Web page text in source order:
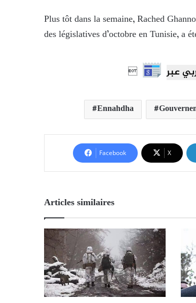
Plus tôt dans la semaine, Rached
des législatives d’octobre en Tunisie, a

Ennahdha
Facebook X
Articles similaires